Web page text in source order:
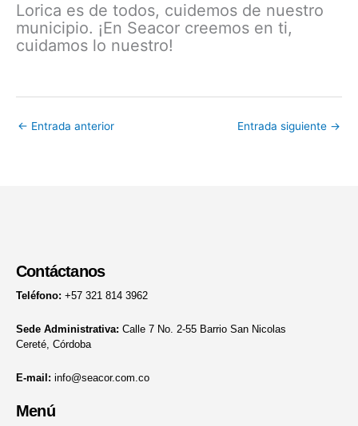
Lorica es de todos, cuidemos de nuestro
municipio. ¡En Seacor creemos en ti,
cuidamos lo nuestro!
← Entrada anterior Entrada siguiente →
Contáctanos
Teléfono: +57 321 814 3962
Sede Administrativa: Calle 7 No. 2-55 Barrio San Nicolas
Cereté, Córdoba
E-mail: info@seacor.com.co
Menú